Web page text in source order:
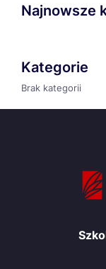
Najnowsze
Kategorie
Brak kategorii